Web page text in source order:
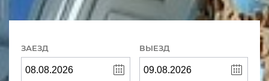
ЗАЕЗД ВЫЕЗД